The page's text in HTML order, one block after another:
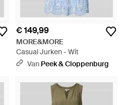
€ 149,99
MORE&MORE
Casual Jurken - Wit
Van Peek & Cloppenburg